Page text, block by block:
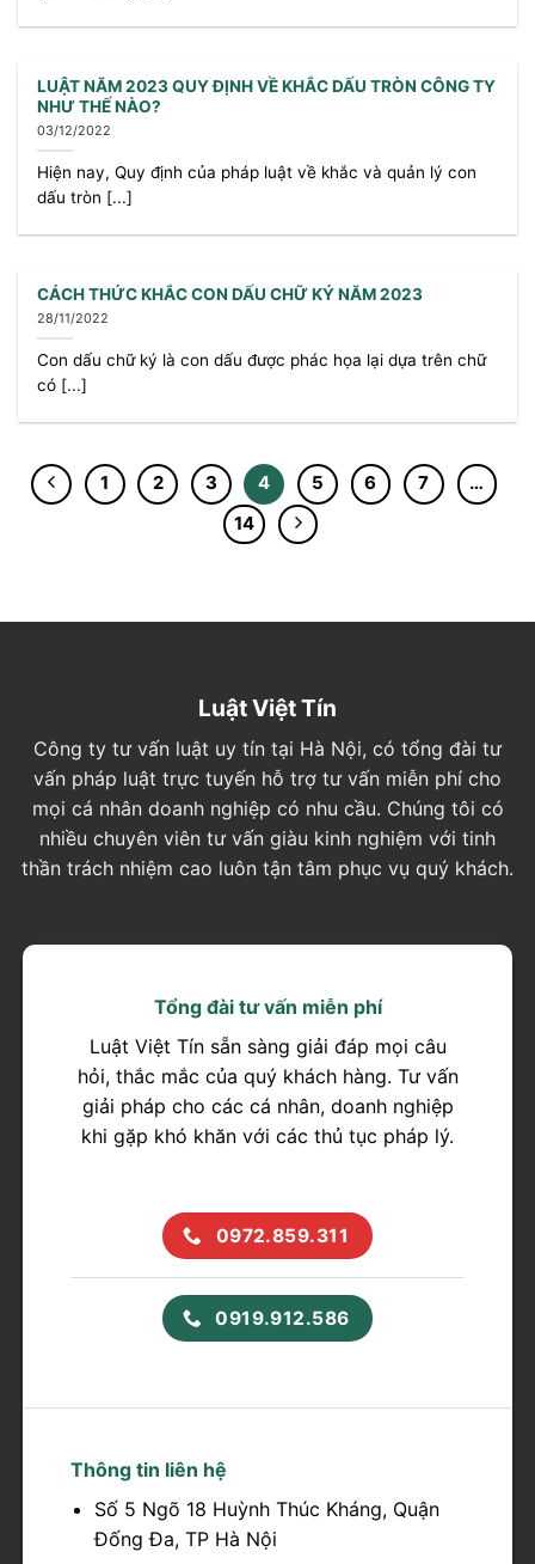
LUẬT NĂM 2023 QUY ĐỊNH VỀ KHẮC DẤU TRÒN CÔNG TY
NHƯ THẾ NÀO?
03/12/2022
Hiện nay, Quy định của pháp luật về khắc và quản lý con
dấu tròn [...]
CÁCH THỨC KHẮC CON DẤU CHỮ KÝ NĂM 2023
28/11/2022
Con dấu chữ ký là con dấu được phác họa lại dựa trên chữ
có [...]
1 2 3 4 5 6 7
…
14
Luật Việt Tín
Công ty tư vấn luật uy tín tại Hà Nội, có tổng đài tư
vấn pháp luật trực tuyến hỗ trợ tư vấn miễn phí cho
mọi cá nhân doanh nghiệp có nhu cầu. Chúng tôi có
nhiều chuyên viên tư vấn giàu kinh nghiệm với tinh
thần trách nhiệm cao luôn tận tâm phục vụ quý khách.
Tổng đài tư vấn miễn phí
Luật Việt Tín sẵn sàng giải đáp mọi câu
hỏi, thắc mắc của quý khách hàng. Tư vấn
giải pháp cho các cá nhân, doanh nghiệp
khi gặp khó khăn với các thủ tục pháp lý.
0972.859.311
0919.912.586
Thông tin liên hệ
Số 5 Ngõ 18 Huỳnh Thúc Kháng, Quận
Đống Đa, TP Hà Nội